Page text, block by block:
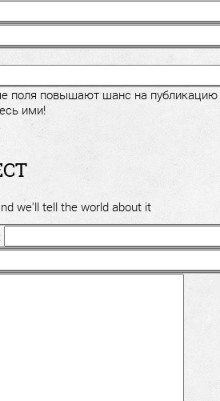
поля повышают шанс на публикацию
ими!
we'll tell the world about it